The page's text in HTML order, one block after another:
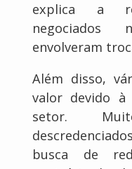
explica a
negociados
envolveram
Além disso,
valor devido à
setor.
busca de